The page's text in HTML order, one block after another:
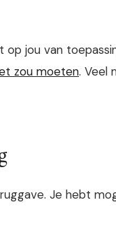
jou van
zou moeten. Veel
Je hebt